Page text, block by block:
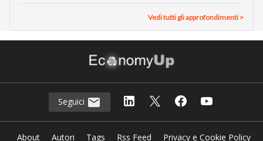
Vedi tutti gli approfondimenti >
Seguici
About Autori Tags Rss Feed
Privacy e Cookie Policy